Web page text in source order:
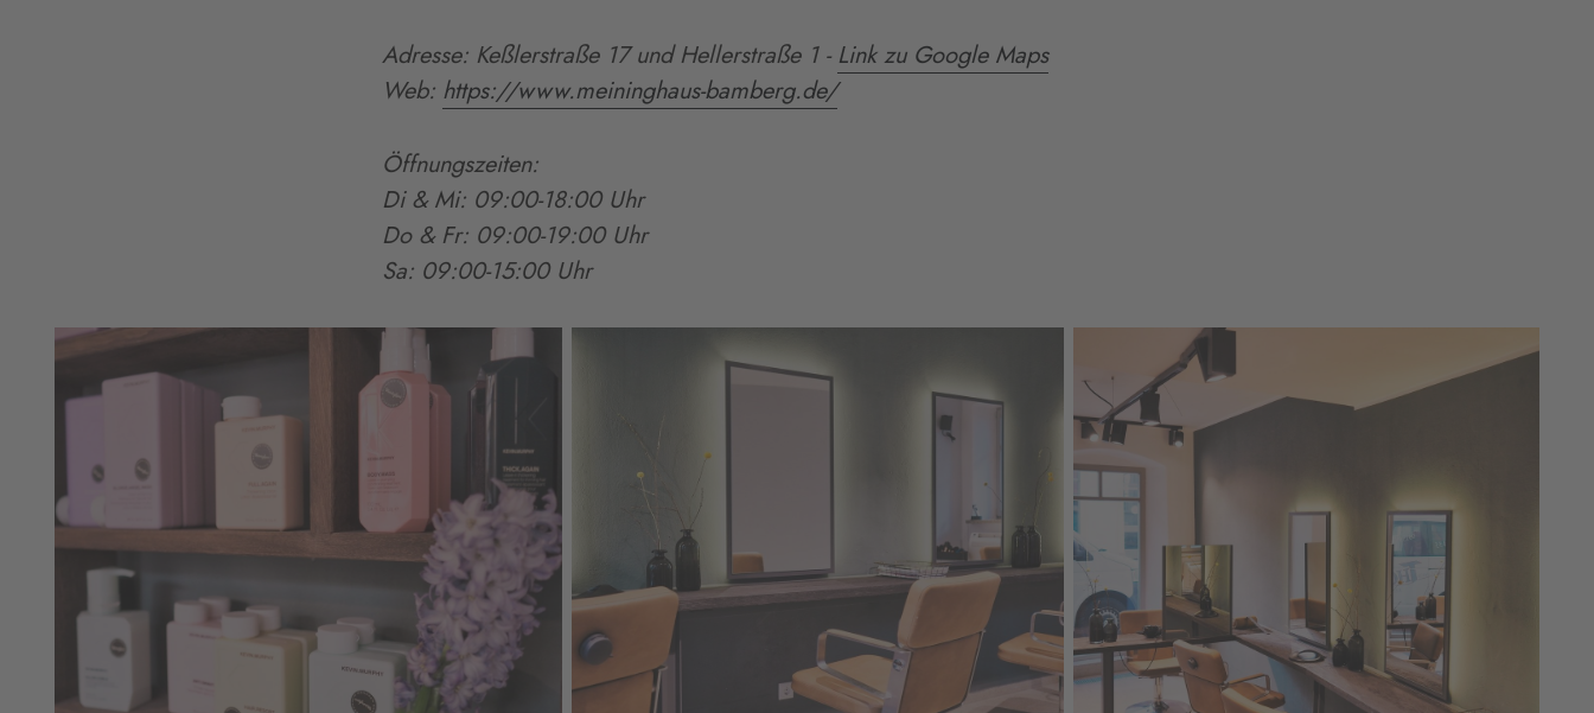
Adresse: Keßlerstraße 17 und Hellerstraße 1 - Link zu Google Maps
Web: https://www.meininghaus-bamberg.de/
Öffnungszeiten:
Di & Mi: 09:00-18:00 Uhr
Do & Fr: 09:00-19:00 Uhr
Sa: 09:00-15:00 Uhr